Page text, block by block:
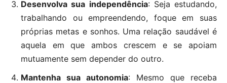
Desenvolva sua independência: Seja estudando,
trabalhando ou empreendendo, foque em suas
próprias metas e sonhos. Uma relação saudável é
aquela em que ambos crescem e se apoiam
mutuamente sem depender do outro.
Mantenha sua autonomia: Mesmo que receba